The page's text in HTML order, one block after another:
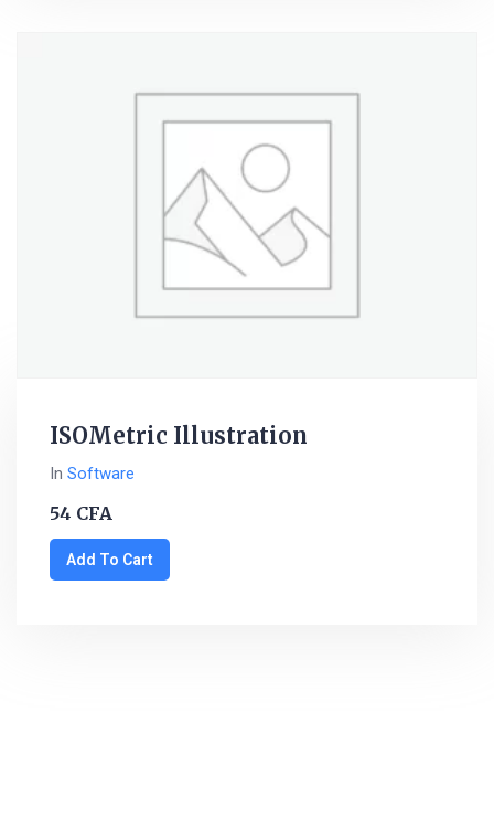
ISOMetric Illustration
In Software
54 CFA
Add To Cart